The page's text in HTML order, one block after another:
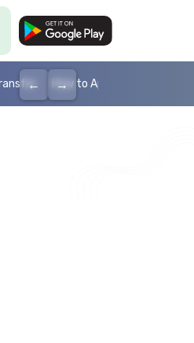
How to Apply Personal
← →